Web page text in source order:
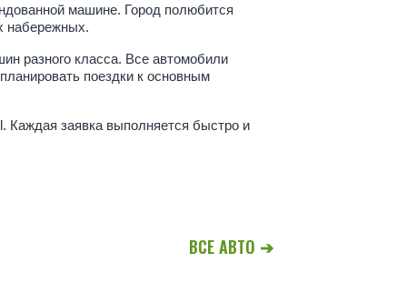
машине. Город полюбится
набережных.
разного класса. Все автомобили
поездки к основным
Каждая заявка выполняется быстро и
ВСЕ АВТО ➔